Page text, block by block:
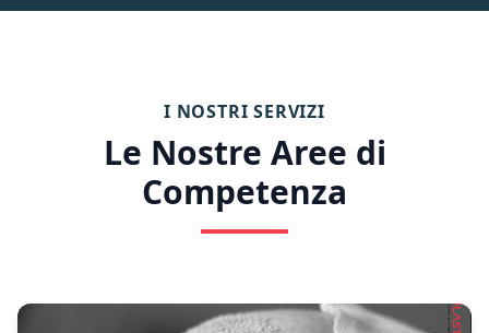
I NOSTRI SERVIZI
Le Nostre Aree di
Competenza